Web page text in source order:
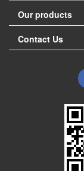
Our products
Contact Us